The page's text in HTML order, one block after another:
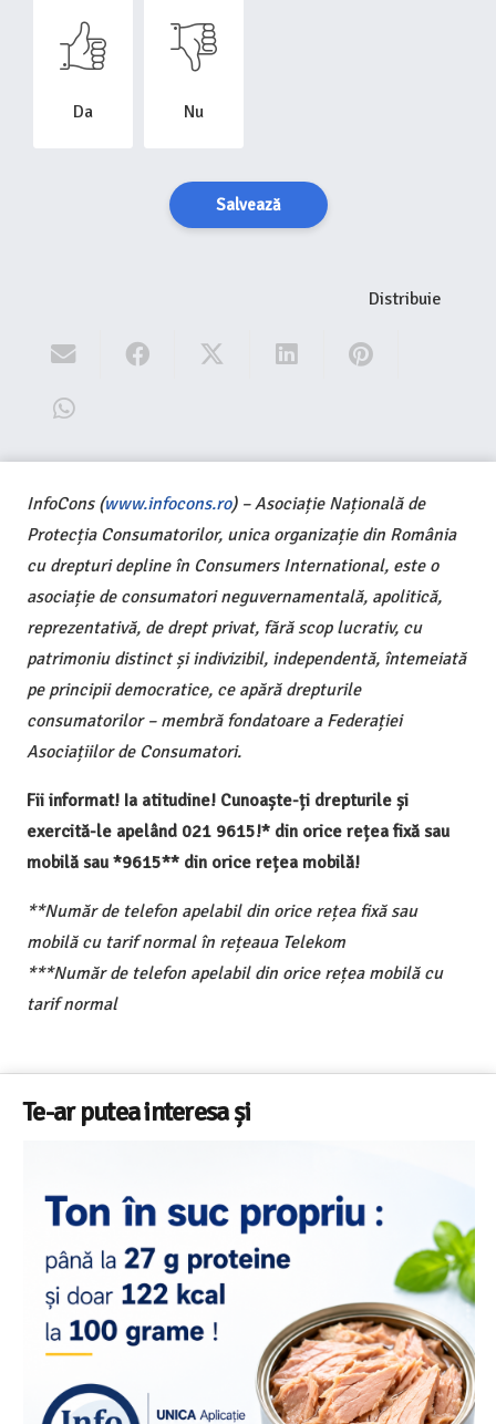
Da Nu
Salvează
Distribuie
InfoCons (www.infocons.ro) – Asociație Națională de
Protecția Consumatorilor, unica organizație din România
cu drepturi depline în Consumers International, este o
asociație de consumatori neguvernamentală, apolitică,
reprezentativă, de drept privat, fără scop lucrativ, cu
patrimoniu distinct și indivizibil, independentă, întemeiată
pe principii democratice, ce apără drepturile
consumatorilor – membră fondatoare a Federației
Asociațiilor de Consumatori.
Fii informat! Ia atitudine! Cunoaște-ți drepturile și
exercită-le apelând 021 9615!* din orice rețea fixă sau
mobilă sau *9615** din orice rețea mobilă!
**Număr de telefon apelabil din orice rețea fixă sau
mobilă cu tarif normal în rețeaua Telekom
***Număr de telefon apelabil din orice rețea mobilă cu
tarif normal
Te-ar putea interesa și